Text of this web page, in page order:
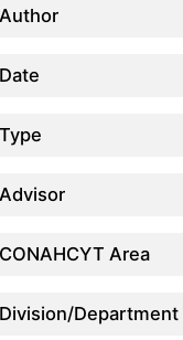
Author
Date
Type
Advisor
CONAHCYT Area
Division/Department